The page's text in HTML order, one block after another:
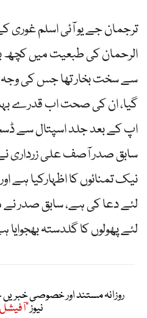
ترجمان جے یو آئی اسلم غوری
سے سخت بخار تھا جس کی وجہ
گیا، ان کی صحت اب قدرے
اپ کے بعد جلد اسپتال سے
سابق صدر آصف علی زرداری
نیک تمنائوں کا اظہارکیا ہے
لئے دعا کی ہے، سابق صدر نے
لئے پھولوں کا گلدستہ بھجوایا
روزانہ مستند اور خصوصی
نیوز